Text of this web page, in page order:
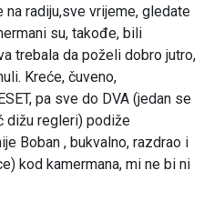
radiju,sve vrijeme, gledate
su, takođe, bili
trebala da poželi dobro jutro,
Kreće, čuveno,
pa sve do DVA (jedan se
dižu regleri) podiže
Boban , bukvalno, razdrao i
kod kamermana, mi ne bi ni